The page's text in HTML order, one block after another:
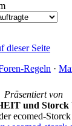
dieser Seite
Regeln ·
Präsentiert von
und Storck
ecomed-